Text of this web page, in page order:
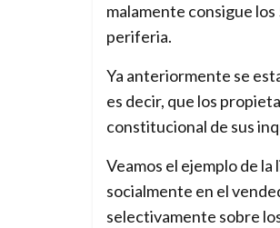
malamente consigue los
periferia.
Ya anteriormente se
es decir, que los
constitucional de sus
Veamos el ejemplo de
socialmente en el
selectivamente sobre